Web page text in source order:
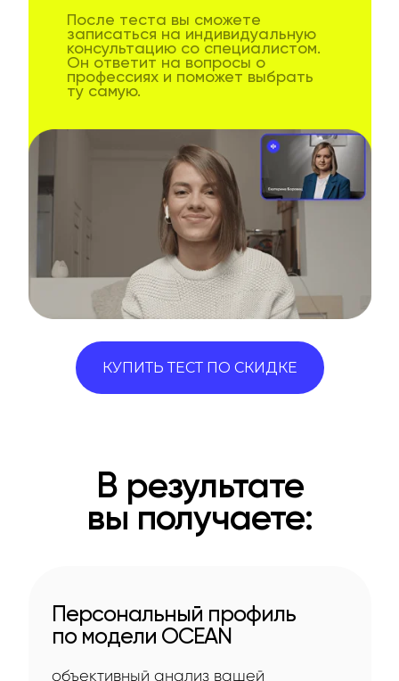
После теста вы сможете
записаться на индивидуальную
консультацию со специалистом.
Он ответит на вопросы о
профессиях и поможет выбрать
ту самую.
КУПИТЬ ТЕСТ ПО СКИДКЕ
В результате
вы получаете:
объективный анализ вашей
Персональный профиль
по модели OCEAN